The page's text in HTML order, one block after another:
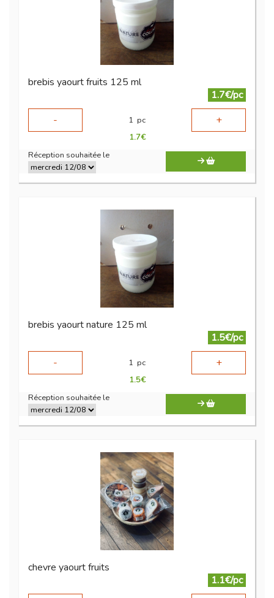
brebis yaourt fruits 125 ml
1.7€/pc
-
1 pc +
1.7€
Réception souhaitée le
brebis yaourt nature 125 ml
1.5€/pc
-
1 pc +
1.5€
Réception souhaitée le
chevre yaourt fruits
1.1€/pc